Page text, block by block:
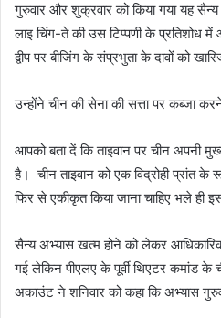
गुरुवार और शुक्रवार को किया गया यह सैन्य
लाइ चिंग-ते की उस टिप्पणी के प्रतिशोध में
द्वीप पर बीजिंग के संप्रभुता के दावों को
उन्होंने चीन की सेना की सत्ता पर कब्जा
आपको बता दें कि ताइवान पर चीन अपनी
है। चीन ताइवान को एक विद्रोही प्रांत
फिर से एकीकृत किया जाना चाहिए भले ही
सैन्य अभ्यास खत्म होने को लेकर
गई लेकिन पीएलए के पूर्वी थिएटर कमांड के
अकाउंट ने शनिवार को कहा कि अभ्यास